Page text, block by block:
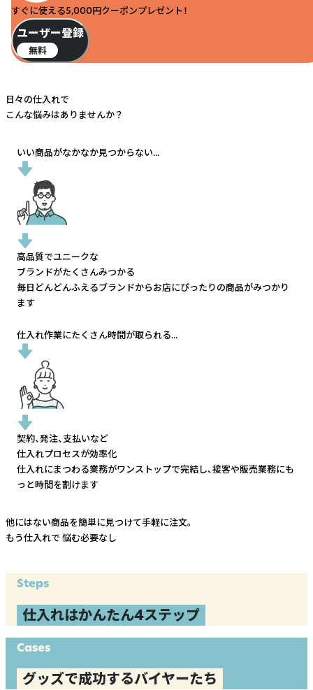
すぐに使える5,000円クーポンプレゼント！
ユーザー登録
無料
日々の仕入れで
こんな悩みはありませんか？
いい商品がなかなか見つからない...
高品質でユニークな
ブランドがたくさんみつかる
毎日どんどんふえるブランドからお店にぴったりの商品がみつかり
ます
仕入れ作業にたくさん時間が取られる...
契約、発注、支払いなど
仕入れプロセスが効率化
仕入れにまつわる業務がワンストップで完結し、接客や販売業務にも
っと時間を割けます
他にはない商品を簡単に見つけて手軽に注文。
もう仕入れで 悩む必要なし
Steps
仕入れはかんたん4ステップ
Cases
グッズで成功するバイヤーたち